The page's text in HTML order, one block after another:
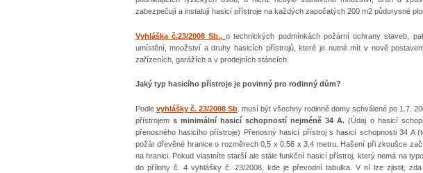
zabezpečují a instalují hasicí přístroje na každých započatých 200 m2 půdorysné
Vyhláška č.23/2008 Sb.,o technických podmínkách požární ochrany staveb,
umístění, množství a druhy hasicích přístrojů, které je nutné mít v nově
zařízeních, garážích a v prodejních stáncích.
Jaký typ hasicího přístroje je povinný pro rodinný dům?
Podle vyhlášky č. 23/2008 Sb. musí být všechny rodinné domy schválené po 1.7.
přístrojem s minimální hasicí schopností nejméně 34 A. (Údaj o hasicí
přenosného hasicího přístroje) Přenosný hasicí přístroj s hasicí schopnosti 34 A
požár dřevěné hranice o rozměrech 0,5 x 0,56 x 3,4 metru. Hašení při zkoušce
na hranici. Pokud vlastníte starší ale stále funkční hasicí přístroj, který nemá na
do přílohy č. 4 vyhlášky č. 23/2008, kde je převodní tabulka. V ní lze zjistit,